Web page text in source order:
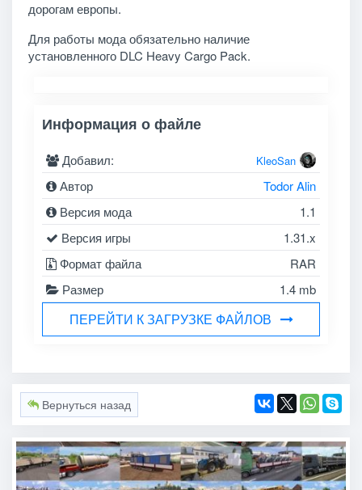
дорогам европы.
Для работы мода обязательно наличие
установленного DLC Heavy Cargo Pack.
Информация о файле
Добавил: KleoSan
Автор
Todor Alin
Версия мода
1.1
Версия игры
1.31.x
Формат файла
RAR
Размер
1.4 mb
ПЕРЕЙТИ К ЗАГРУЗКЕ ФАЙЛОВ
Вернуться назад